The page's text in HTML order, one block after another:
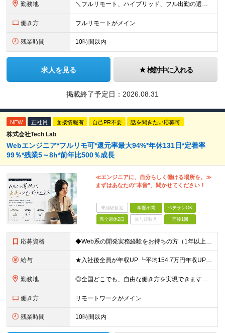
勤務地 ＼フルリモート、ハイブリッド、フル出勤の選択可＆帰社日なし／ 【下記エリアを中心とするクライアント先または自宅にて勤務】 ■首都圏：東京・埼玉・千葉・神奈川 ■関西：大阪・兵庫・京都・滋賀・奈良・和
働き方 フルリモートがメイン
残業時間 10時間以内
求人を見る 検討中に入れる
掲載終了予定日： 2026.08.31
NEW 正社員 面接情報有 自己PR不要 話を聞きたい応募可
株式会社Tech Lab
Webエンジニア*フルリモ可*還元率最大94%*年休131日*定着率
99％*残業5～8h*前年比500％成長
≪エンジニアに、自分らしく働ける場所を。≫
まずはあなたの"本音"、聞かせてください！
未経験歓迎 学歴不問 ベテランOK
完全週休2日 賞与複数月 面接1回
応募資格 ◆Web系の開発実務経験をお持ちの方（1年以上） ◆学歴不問 ◆既卒・第二新卒OK ☆Tech Labの事業内容、ビジョンに共感できる⽅はぜひご応募ください！ ☆意欲重視の採用です！ 「経歴に自信が
給与 ★入社後全員が年収UP ┗平均154.7万円年収UP！ ┗最大380万円UPの実績もあり 月給35万円～100万円＋決算賞与＋各種手当 【 給与イメージ 】 ◆経験1年以上…月給35万円～＋決算賞
勤務地 ◎全国どこでも、自由な働き方を実現できます！ 全国のプロジェクト先やフルリモート環境での勤務も可能です。 ＼自由度の高い働き方、叶えます／ ・フルリモートで働きたい ・ハイブリットに働きたい ・家庭
働き方 リモートワークがメイン
残業時間 10時間以内